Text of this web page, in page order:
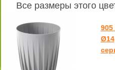
Все размеры этого